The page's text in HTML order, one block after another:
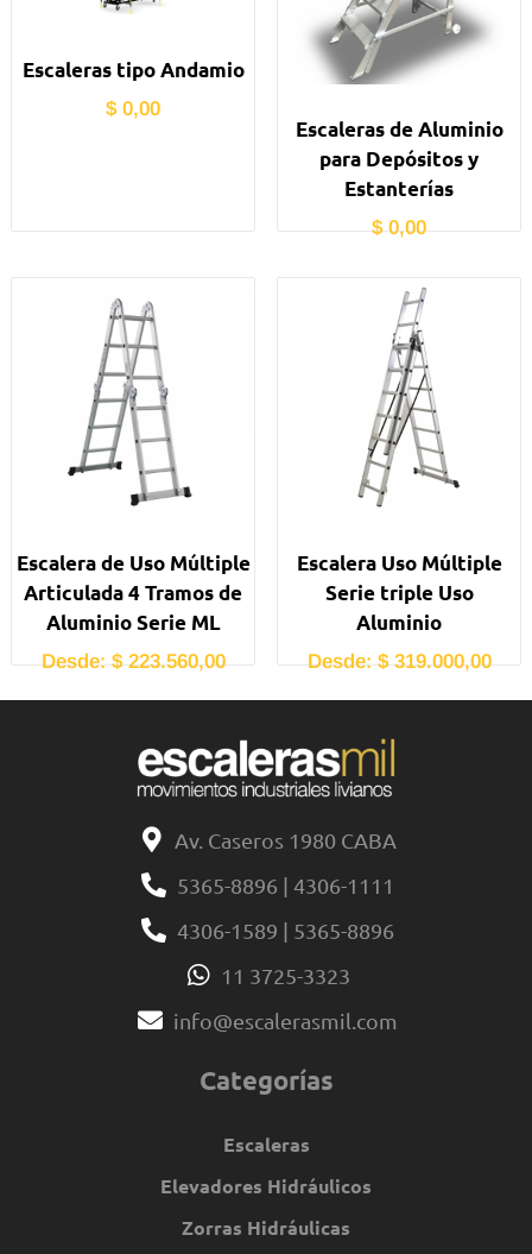
Escaleras tipo Andamio
$0,00
Escaleras de Aluminio
para Depósitos y
Estanterías
$0,00
Escalera de Uso Múltiple
Articulada 4 Tramos de
Aluminio Serie ML
Desde: $223.560,00
Escalera Uso Múltiple
Serie triple Uso
Aluminio
Desde: $319.000,00
Av. Caseros 1980 CABA
5365-8896 | 4306-1111
4306-1589 | 5365-8896
11 3725-3323
info@escalerasmil.com
Categorías
Escaleras
Elevadores Hidráulicos
Zorras Hidráulicas